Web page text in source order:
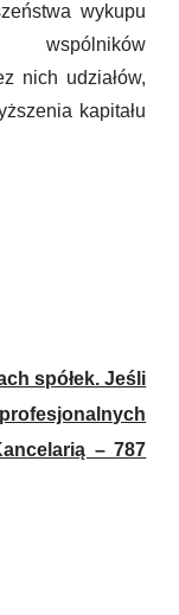
wykupu
wspólników
nich udziałów,
kapitału
spółek. Jeśli
– 787